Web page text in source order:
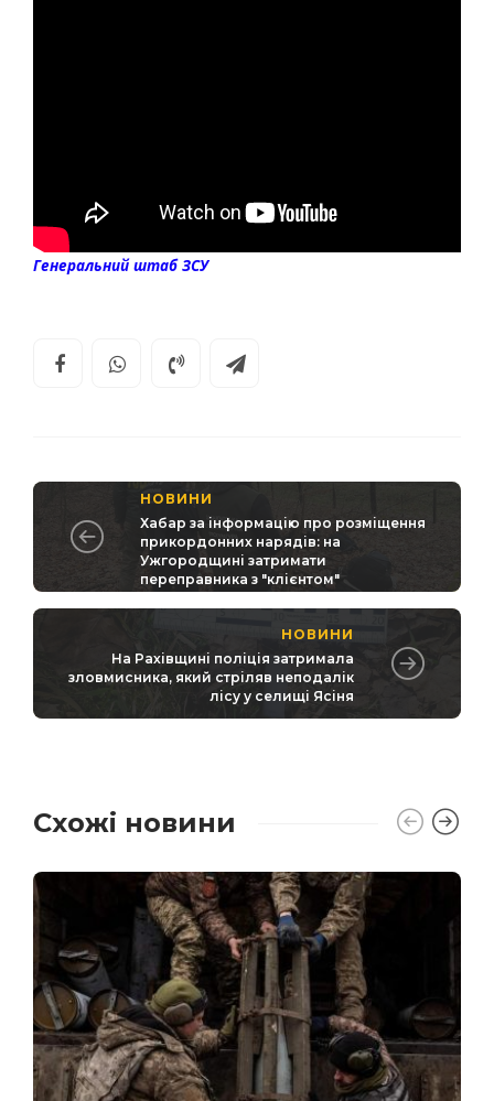
Генеральний штаб ЗСУ
НОВИНИ
Хабар за інформацію про розміщення
прикордонних нарядів: на
Ужгородщині затримати
переправника з "клієнтом"
НОВИНИ
На Рахівщині поліція затримала
зловмисника, який стріляв неподалік
лісу у селищі Ясіня
Схожі новини